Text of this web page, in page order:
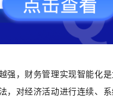
强，财务管理实现智能化
，对经济活动进行连续、